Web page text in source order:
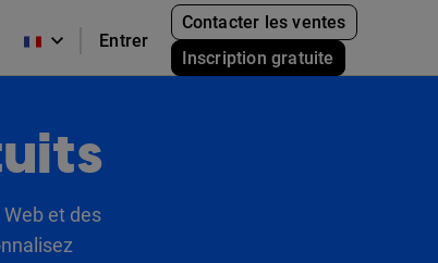
Entrer
Contacter les ventes
Inscription gratuite
et des